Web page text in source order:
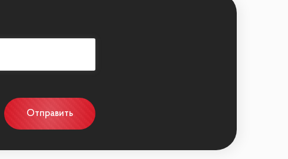
Отправить